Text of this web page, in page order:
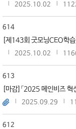
2025.10.02
614
2025.10.02
613
[마감]「2025 메인비즈
2025.09.29
612